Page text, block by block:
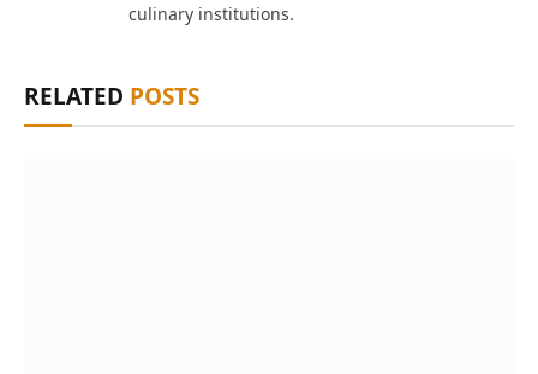
culinary institutions.
RELATED POSTS